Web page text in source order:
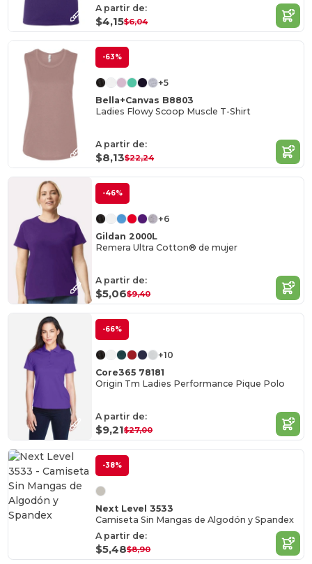
A partir de:
$4,15$6,04
-63%
+5
Bella+Canvas B8803
Ladies Flowy Scoop Muscle T-Shirt
A partir de:
$8,13$22,24
-46%
+6
Gildan 2000L
Remera Ultra Cotton® de mujer
A partir de:
$5,06$9,40
-66%
+10
Core365 78181
Origin Tm Ladies Performance Pique Polo
A partir de:
$9,21$27,00
-38%
Next Level 3533
Camiseta Sin Mangas de Algodón y Spandex
A partir de:
$5,48$8,90